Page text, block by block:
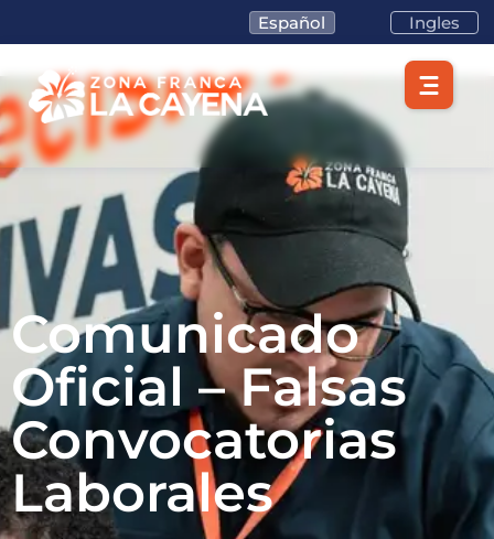
Español Ingles
Lotes/Bodegas
Beneficios
Usuarios
Comunicado
Oficial – Falsas
Convocatorias
Laborales